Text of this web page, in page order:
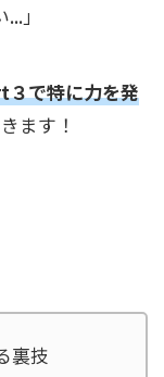
」
３で特に力を発
ます！
裏技